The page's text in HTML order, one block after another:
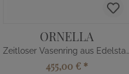
ORNELLA
Zeitloser Vasenring aus Edelstahl
455,00 € *